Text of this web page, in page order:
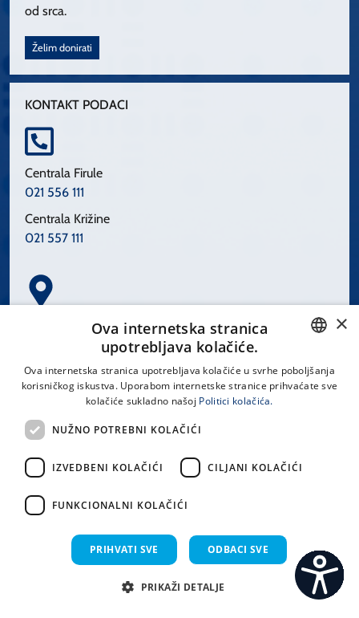
od srca.
Želim donirati
KONTAKT PODACI
Centrala Firule
021 556 111
Centrala Križine
021 557 111
Spinčićeva 1, 21000 Split
LINKOVI
Uvjeti korištenja
CROATIAN
×
Ova internetska stranica
upotrebljava kolačiće.
Ova internetska stranica upotrebljava kolačiće u svrhe poboljšanja
korisničkog iskustva. Uporabom internetske stranice prihvaćate sve
kolačiće sukladno našoj Politici kolačića.
NUŽNO POTREBNI KOLAČIĆI
IZVEDBENI KOLAČIĆI CILJANI KOLAČIĆI
FUNKCIONALNI KOLAČIĆI
PRIHVATI SVE ODBACI SVE
PRIKAŽI DETALJE